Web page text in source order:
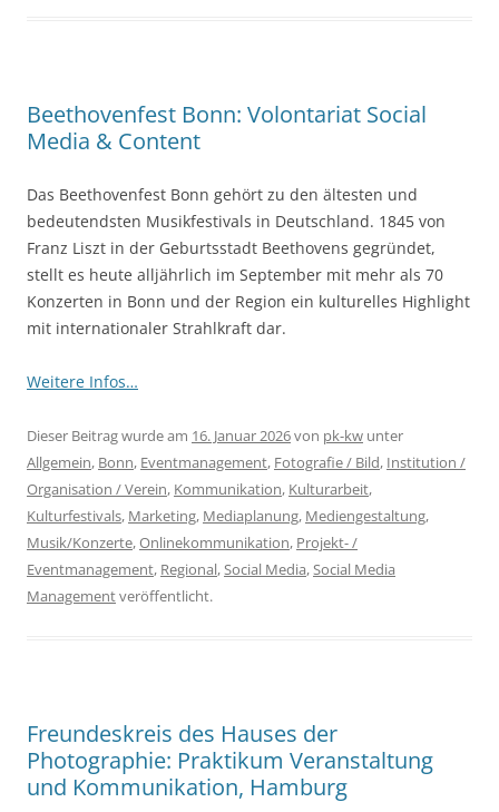
Beethovenfest Bonn: Volontariat Social
Media & Content
Das Beethovenfest Bonn gehört zu den ältesten und
bedeutendsten Musikfestivals in Deutschland. 1845 von
Franz Liszt in der Geburtsstadt Beethovens gegründet,
stellt es heute alljährlich im September mit mehr als 70
Konzerten in Bonn und der Region ein kulturelles Highlight
mit internationaler Strahlkraft dar.
Weitere Infos…
Dieser Beitrag wurde am 16. Januar 2026von pk-kw unter
Allgemein, Bonn, Eventmanagement, Fotografie / Bild, Institution /
Organisation / Verein, Kommunikation, Kulturarbeit,
Kulturfestivals, Marketing, Mediaplanung, Mediengestaltung,
Musik/Konzerte,Onlinekommunikation, Projekt- /
Eventmanagement, Regional,Social Media,Social Media
Managementveröffentlicht.
Freundeskreis des Hauses der
Photographie: Praktikum Veranstaltung
und Kommunikation, Hamburg